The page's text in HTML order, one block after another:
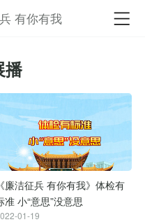
有你有我
播
《廉洁征兵 有你有我》体检有
准 小“意思”没意思
01-19